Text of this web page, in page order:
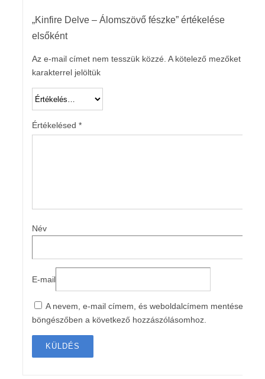
„Kinfire Delve – Álomszövő fészke” értékelése
elsőként
Az e-mail címet nem tesszük közzé. A kötelező mezőket
karakterrel jelöltük
Értékelésed *
Név
E-mail
A nevem, e-mail címem, és weboldalcímem mentése a
böngészőben a következő hozzászólásomhoz.